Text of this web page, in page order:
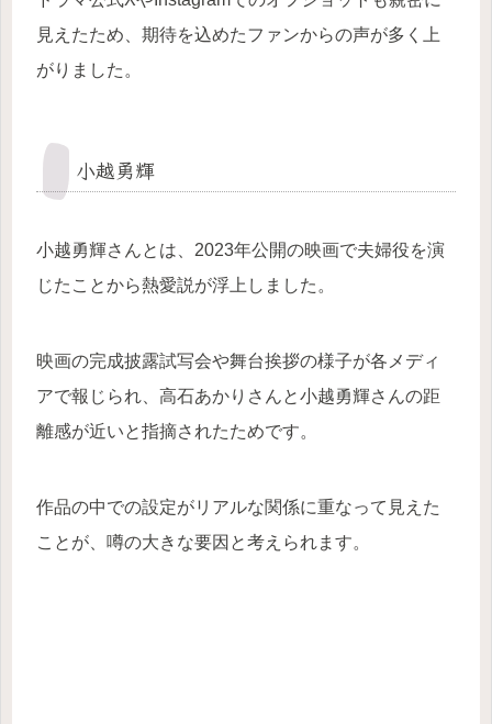
見えたため、期待を込めたファンからの声が多く上
がりました。
小越勇輝
小越勇輝さんとは、2023年公開の映画で夫婦役を演
じたことから熱愛説が浮上しました。
映画の完成披露試写会や舞台挨拶の様子が各メディ
アで報じられ、高石あかりさんと小越勇輝さんの距
離感が近いと指摘されたためです。
作品の中での設定がリアルな関係に重なって見えた
ことが、噂の大きな要因と考えられます。